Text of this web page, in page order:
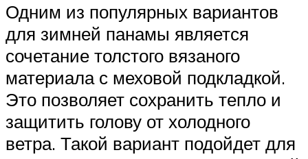
Одним из популярных вариантов
для зимней панамы является
сочетание толстого вязаного
материала с меховой подкладкой.
Это позволяет сохранить тепло и
защитить голову от холодного
ветра. Такой вариант подойдет для